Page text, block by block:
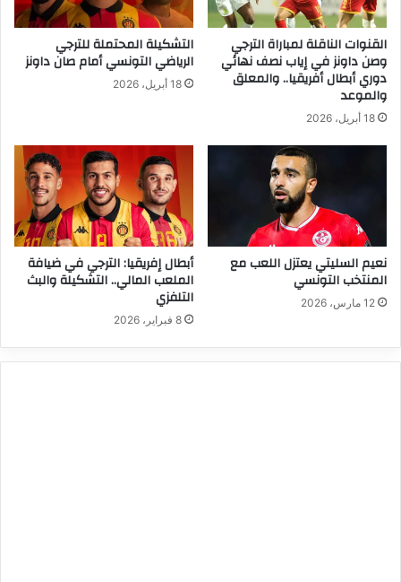
القنوات الناقلة لمباراة الترجي
وصن داونز في إياب نصف نهائي
دوري أبطال أفريقيا.. والمعلق
والموعد
18 أبريل، 2026
التشكيلة المحتملة للترجي
الرياضي التونسي أمام صان داونز
18 أبريل، 2026
نعيم السليتي يعتزل اللعب مع
المنتخب التونسي
12 مارس، 2026
أبطال إفريقيا: الترجي في ضيافة
الملعب المالي.. التشكيلة والبث
التلفزي
8 فبراير، 2026